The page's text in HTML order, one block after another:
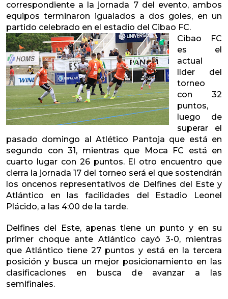
correspondiente a la jornada 7 del evento, ambos
equipos terminaron igualados a dos goles, en un
partido celebrado en el estadio del Cibao FC.
Cibao FC
es el
actual
líder del
torneo
con 32
puntos,
luego de
superar el
pasado domingo al Atlético Pantoja que está en
segundo con 31, mientras que Moca FC está en
cuarto lugar con 26 puntos. El otro encuentro que
cierra la jornada 17 del torneo será el que sostendrán
los oncenos representativos de Delfines del Este y
Atlántico en las facilidades del Estadio Leonel
Plácido, a las 4:00 de la tarde.
Delfines del Este, apenas tiene un punto y en su
primer choque ante Atlántico cayó 3-0, mientras
que Atlántico tiene 27 puntos y está en la tercera
posición y busca un mejor posicionamiento en las
clasificaciones en busca de avanzar a las
semifinales.